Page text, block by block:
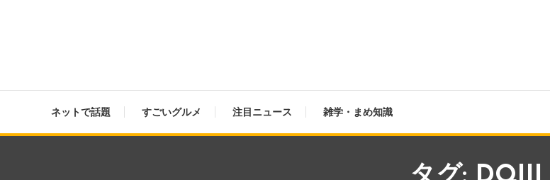
ネットで話題 すごいグルメ 注目ニュース 雑学・まめ知識